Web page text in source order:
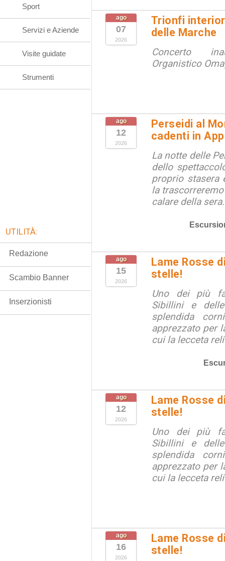
ago
07
2026
Trionfi
delle Marche
Concerto
Organistico
ago
12
2026
Perseidi al
cadenti in
La notte delle
dello
proprio stasera
la
calare della
ago
15
2026
Lame Rosse
stelle!
Uno dei più
Sibillini e
splendida
apprezzato per
cui la lecceta
ago
12
2026
Lame Rosse
stelle!
Uno dei più
Sibillini e
splendida
apprezzato per
cui la lecceta
ago
16
2026
Lame Rosse
stelle!
Sport
Servizi e Aziende
Visite guidate
Strumenti
UTILITÀ:
Redazione
Scambio Banner
Inserzionisti